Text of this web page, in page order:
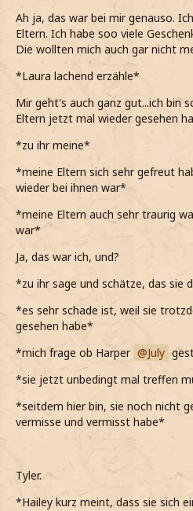
Ah ja, das war bei mir genauso.
Eltern. Ich habe soo viele
Die wollten mich auch gar nicht
*Laura lachend erzähle*
Mir geht's auch ganz gut...ich bin
Eltern jetzt mal wieder gesehen
*zu ihr meine*
*meine Eltern sich sehr gefreut
wieder bei ihnen war*
*meine Eltern auch sehr traurig
war*
Ja, das war ich, und?
*zu ihr sage und schätze, das sie
*es sehr schade ist, weil sie
gesehen habe*
*mich frage ob Harper
July
*sie jetzt unbedingt mal treffen
*seitdem hier bin, sie noch nicht
vermisse und vermisst habe*
Tyler.
*Hailey kurz meint, dass sie sich